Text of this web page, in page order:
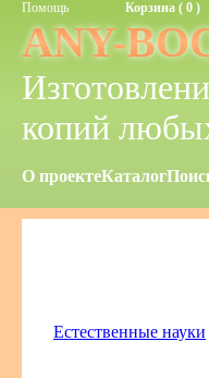
Помощь Корзина ( 0 )
ANY-
копий
О проектеКаталог
Естественные науки